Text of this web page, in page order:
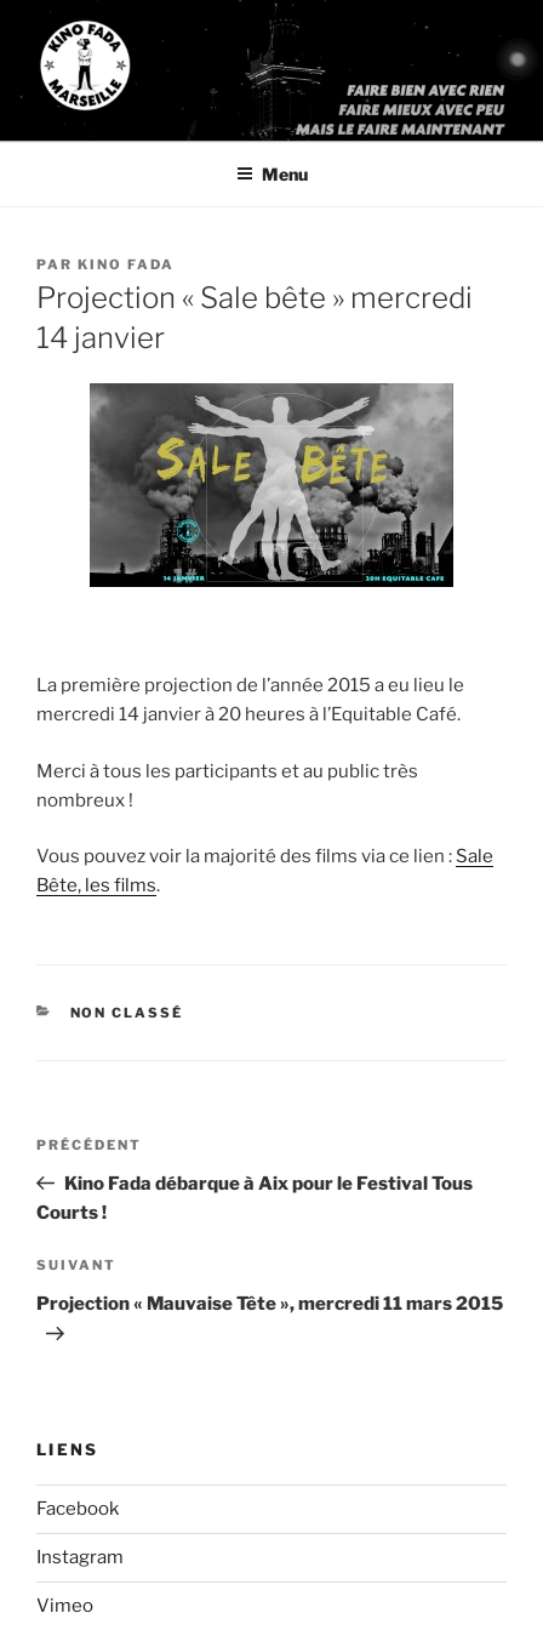
contenu
principal
KINO FADA
« Faites bien avec rien, faites mieux avec peu, mais faites le
Menu
PUBLIÉ
LE
PAR KINO FADA
Projection « Sale bête » mercredi
14 janvier
La première projection de l’année 2015 a eu lieu le
mercredi 14 janvier à 20 heures à l’Equitable Café.
Merci à tous les participants et au public très
nombreux !
Vous pouvez voir la majorité des films via ce lien : Sale
Bête, les films.
CATÉGORIES
NON CLASSÉ
Navigation
l’article
Article
précédent
PRÉCÉDENT
Kino Fada débarque à Aix pour le Festival Tous
Courts !
Article
suivant
SUIVANT
Projection « Mauvaise Tête », mercredi 11 mars 2015
LIENS
Facebook
Instagram
Vimeo